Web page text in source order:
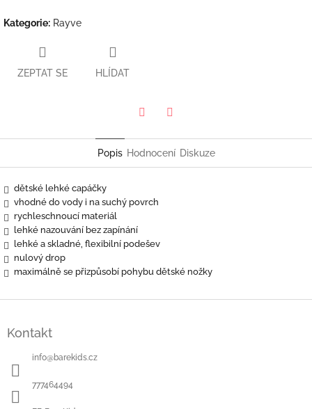
Kategorie: Rayve
ZEPTAT SE HLÍDAT
Popis Hodnocení Diskuze
dětské lehké capáčky
vhodné do vody i na suchý povrch
rychleschnoucí materiál
lehké nazouvání bez zapínání
lehké a skladné, flexibilní podešev
nulový drop
maximálně se přizpůsobí pohybu dětské nožky
Kontakt
info@barekids.cz
777464494